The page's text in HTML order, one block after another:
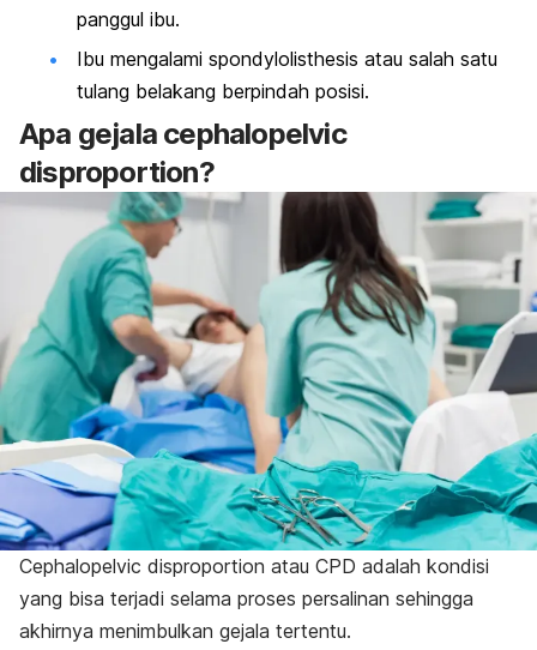
panggul ibu.
Ibu mengalami spondylolisthesis atau salah satu
tulang belakang berpindah posisi.
Apa gejala cephalopelvic
disproportion?
Cephalopelvic disproportion atau CPD adalah kondisi
yang bisa terjadi selama proses persalinan sehingga
akhirnya menimbulkan gejala tertentu.